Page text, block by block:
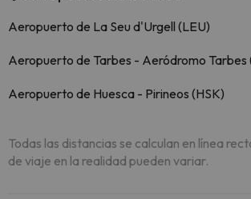
Aeropuerto de La Seu d'Urgell (LEU)
Aeropuerto de Tarbes - Aeródromo Tarbes
Aeropuerto de Huesca - Pirineos (HSK)
Todas las distancias se calculan en línea
de viaje en la realidad pueden variar.